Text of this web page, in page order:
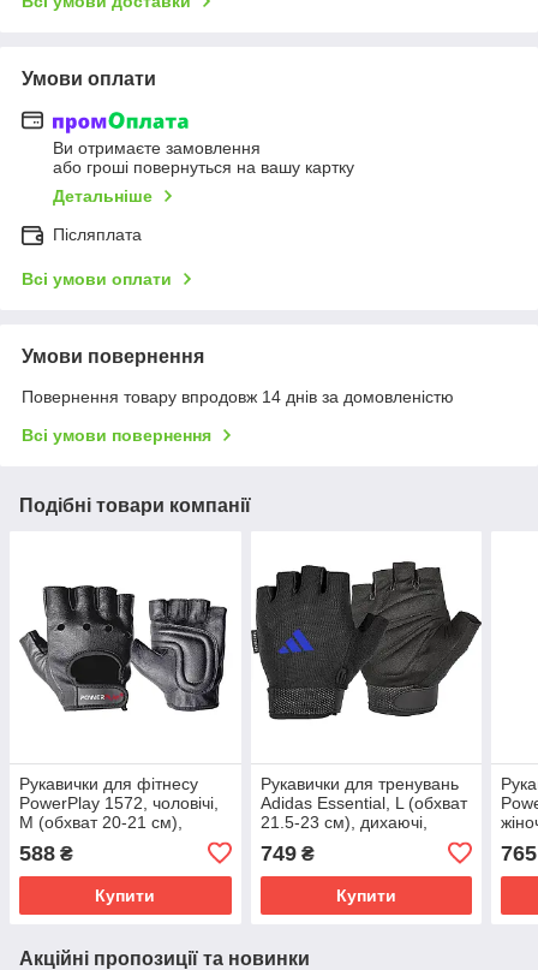
Умови оплати
Ви отримаєте замовлення
або гроші повернуться на вашу картку
Детальніше
Післяплата
Всі умови оплати
Умови повернення
Повернення товару впродовж 14 днів за домовленістю
Всі умови повернення
Подібні товари компанії
Рукавички для фітнесу
PowerPlay 1572, чоловічі,
M (обхват 20-21 см),
екошкіра, Чорні - комфорт
і захист
588 ₴
Купити
Рукавички для тренувань
Adidas Essential, L (обхват
21.5-23 см), дихаючі,
фітнесу та спорту (ADGB-
12435-NL)
749₴
Купити
765
Акційні пропозиції та новинки